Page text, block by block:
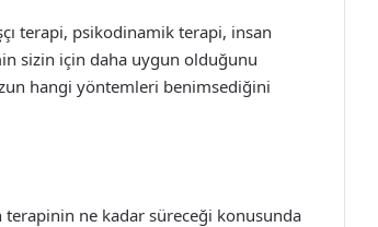
terapi, psikodinamik terapi, insan
sizin için daha uygun olduğunu
hangi yöntemleri benimsediğini
ne kadar süreceği konusunda